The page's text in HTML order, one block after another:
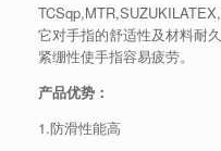
它对手指的舒适性及材料耐
紧绷性使手指容易疲劳。
产品优势：
1.防滑性能高